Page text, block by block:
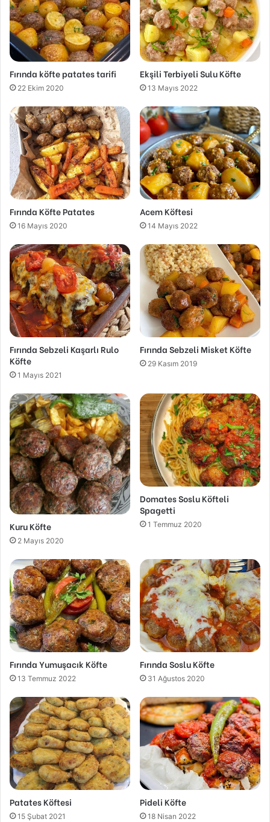
Fırında köfte patates tarifi
22 Ekim 2020
Ekşili Terbiyeli Sulu Köfte
13 Mayıs 2022
Fırında Köfte Patates
16 Mayıs 2020
Acem Köftesi
14 Mayıs 2022
Fırında Sebzeli Kaşarlı Rulo
Köfte
1 Mayıs 2021
Fırında Sebzeli Misket Köfte
29 Kasım 2019
Kuru Köfte
2 Mayıs 2020
Domates Soslu Köfteli
Spagetti
1 Temmuz 2020
Fırında Yumuşacık Köfte
13 Temmuz 2022
Fırında Soslu Köfte
31 Ağustos 2020
Patates Köftesi
15 Şubat 2021
Pideli Köfte
18 Nisan 2022